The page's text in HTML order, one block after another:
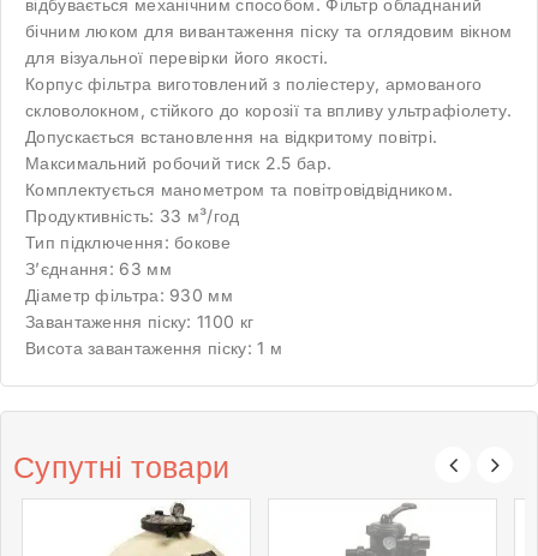
бічним люком для вивантаження піску та оглядовим вікном
для візуальної перевірки його якості.
Корпус фільтра виготовлений з поліестеру, армованого
скловолокном, стійкого до корозії та впливу ультрафіолету.
Допускається встановлення на відкритому повітрі.
Максимальний робочий тиск 2.5 бар.
Комплектується манометром та повітровідвідником.
Продуктивність: 33 м³/год
Тип підключення: бокове
З’єднання: 63 мм
Діаметр фільтра: 930 мм
Завантаження піску: 1100 кг
Висота завантаження піску: 1 м
Супутні товари